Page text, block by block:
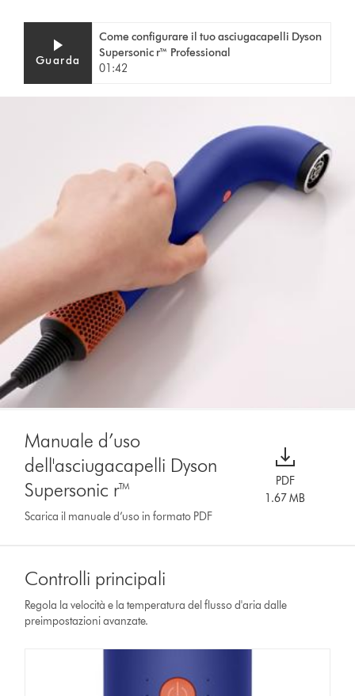
Transcript
trascrizione
video
Guarda
Come configurare il tuo asciugacapelli Dyson
Supersonic r™ Professional
01:42
Manuale d’uso
dell'asciugacapelli Dyson
Supersonic r™
Scarica il manuale d’uso in formato PDF
PDF
1.67 MB
Controlli principali
Regola la velocità e la temperatura del flusso d'aria dalle
preimpostazioni avanzate.